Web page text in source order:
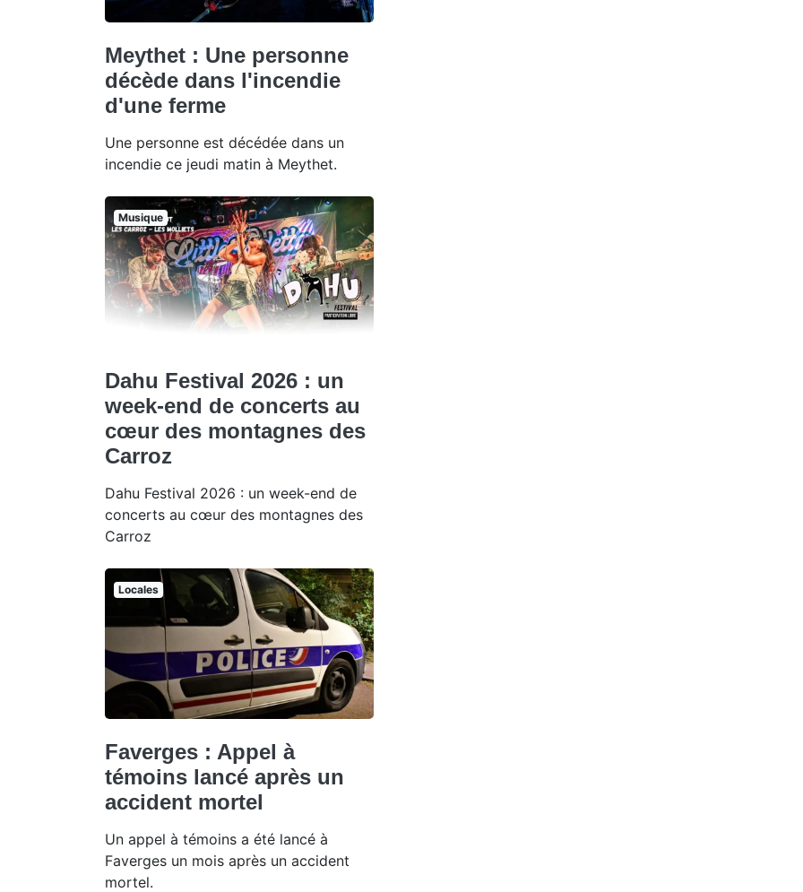
Meythet : Une personne
décède dans l'incendie
d'une ferme
Une personne est décédée dans un
incendie ce jeudi matin à Meythet.
Musique
Dahu Festival 2026 : un
week-end de concerts au
cœur des montagnes des
Carroz
Dahu Festival 2026 : un week-end de
concerts au cœur des montagnes des
Carroz
Locales
Faverges : Appel à
témoins lancé après un
accident mortel
Un appel à témoins a été lancé à
Faverges un mois après un accident
mortel.